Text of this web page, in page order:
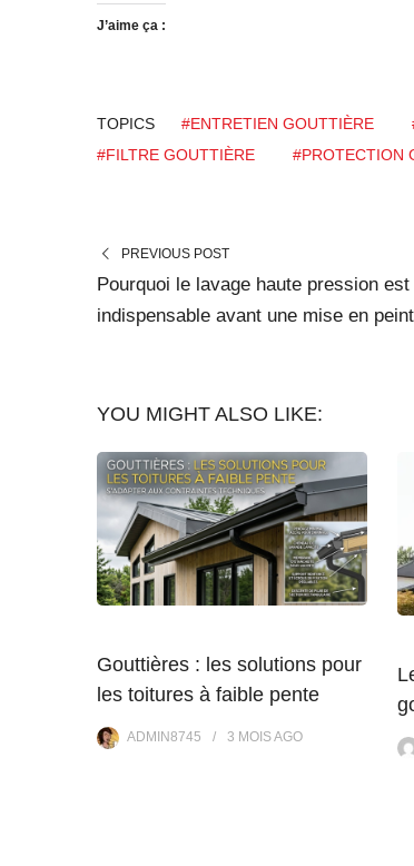
J’aime ça :
TOPICS #ENTRETIEN GOUTTIÈRE
#FILTRE GOUTTIÈRE
#PROTECTION
PREVIOUS POST
Pourquoi le lavage haute pression est
indispensable avant une mise en
YOU MIGHT ALSO LIKE:
Gouttières : les solutions pour
les toitures à faible pente
ADMIN8745 3 MOISAGO